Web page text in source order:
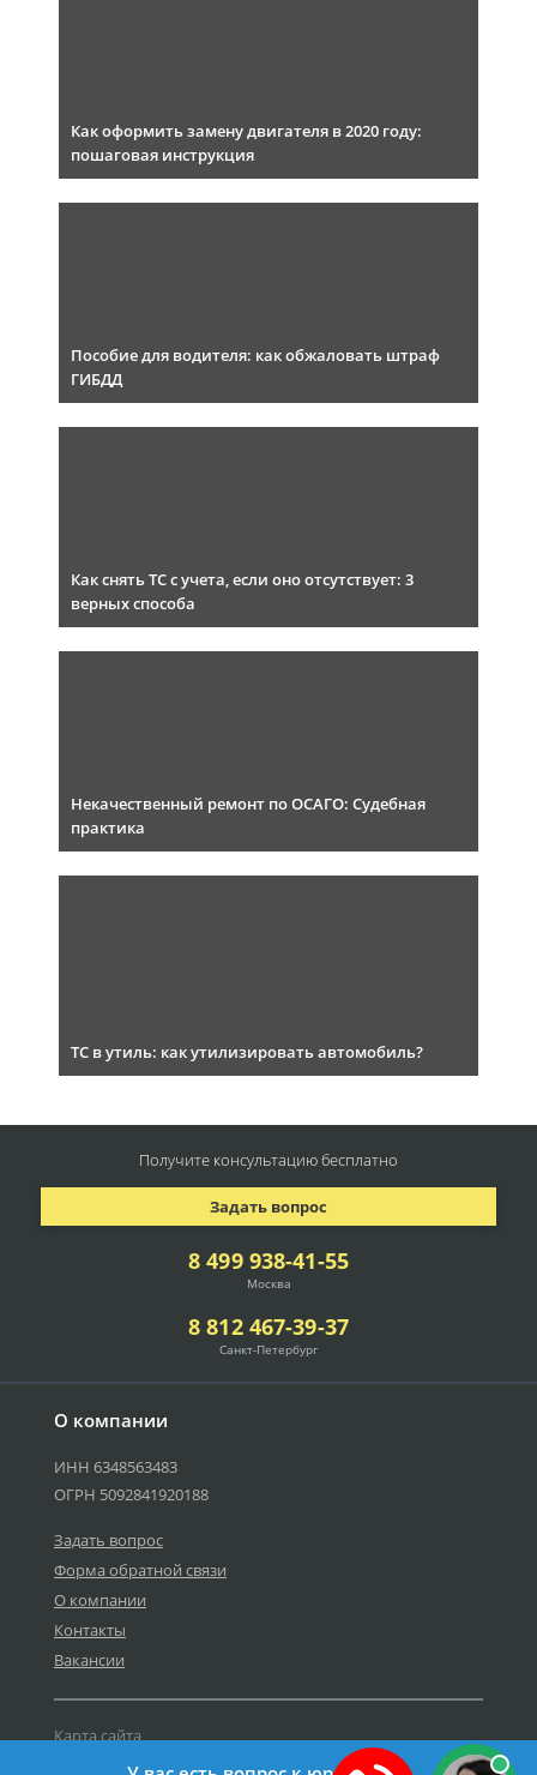
Как оформить замену двигателя в 2020 году:
пошаговая инструкция
Пособие для водителя: как обжаловать штраф
ГИБДД
Как снять ТС с учета, если оно отсутствует: 3
верных способа
Некачественный ремонт по ОСАГО: Судебная
практика
ТС в утиль: как утилизировать автомобиль?
О компании
ИНН 6348563483
ОГРН 5092841920188
Задать вопрос
Форма обратной связи
О компании
Контакты
Вакансии
Карта сайта
Политика персональных данных
8 499 938-41-55
Москва
8 812 467-39-37
Санкт-Петербург
Задать вопрос
Получите консультациюбесплатно